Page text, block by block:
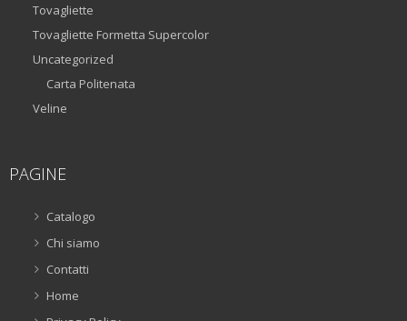
Tovagliette
Tovagliette Formetta Supercolor
Uncategorized
Carta Politenata
Veline
PAGINE
Catalogo
Chi siamo
Contatti
Home